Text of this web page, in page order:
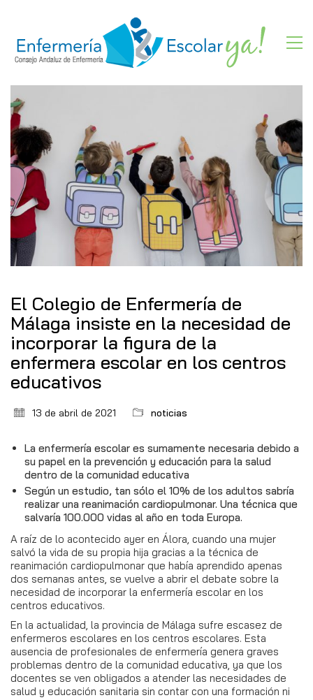
El Colegio de Enfermería de
Málaga insiste en la necesidad de
incorporar la figura de la
enfermera escolar en los centros
educativos
13 de abril de 2021 noticias
La enfermería escolar es sumamente necesaria debido a
su papel en la prevención y educación para la salud
dentro de la comunidad educativa
Según un estudio, tan sólo el 10% de los adultos sabría
realizar una reanimación cardiopulmonar. Una técnica que
salvaría 100.000 vidas al año en toda Europa.
A raíz de lo acontecido ayer en Álora, cuando una mujer
salvó la vida de su propia hija gracias a la técnica de
reanimación cardiopulmonar que había aprendido apenas
dos semanas antes, se vuelve a abrir el debate sobre la
necesidad de incorporar la enfermería escolar en los
centros educativos.
En la actualidad, la provincia de Málaga sufre escasez de
enfermeros escolares en los centros escolares. Esta
ausencia de profesionales de enfermería genera graves
problemas dentro de la comunidad educativa, ya que los
docentes se ven obligados a atender las necesidades de
salud y educación sanitaria sin contar con una formación ni